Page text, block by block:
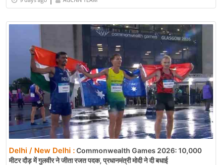
Delhi / New Delhi :Commonwealth Games 2026: 10,000
मीटर दौड़ में गुलवीर ने जीता रजत पदक, प्रधानमंत्री मोदी ने दी बधाई